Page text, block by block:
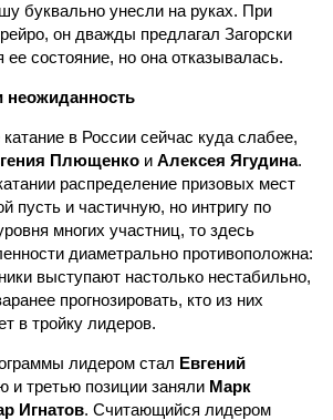
буквально унесли на руках. При
он дважды предлагал Загорски
ее состояние, но она отказывалась.
неожиданность
в России сейчас куда слабее,
Плющенко и Алексея Ягудина.
распределение призовых мест
пусть и частичную, но интригу по
многих участниц, то здесь
диаметрально противоположна:
выступают настолько нестабильно,
прогнозировать, кто из них
в тройку лидеров.
лидером стал Евгений
и третью позиции заняли Марк
Игнатов. Считающийся лидером